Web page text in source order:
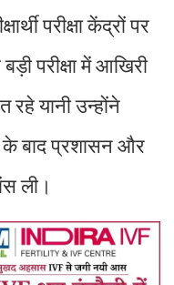
परीक्षा केंद्रों पर
परीक्षा में आखिरी
यानी उन्होंने
के बाद प्रशासन और
ली।